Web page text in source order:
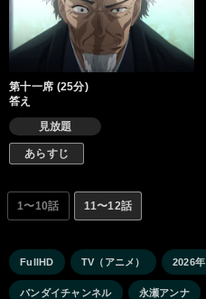
第十一席 (25分)
答え
見放題
あらすじ
1〜10話 11〜12話
FullHD TV（アニメ） 2026年
バンダイチャンネル 永瀬アンナ